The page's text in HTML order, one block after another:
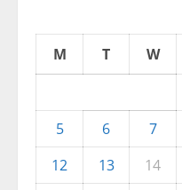
M T W
5
6 7
12
13 14